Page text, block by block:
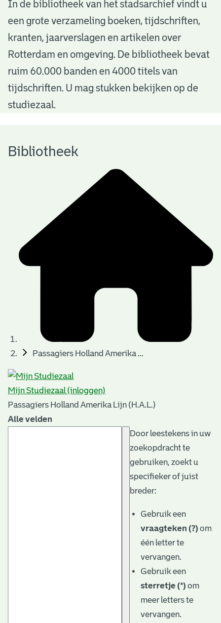
B
b
o
h
In de bibliotheek van het stadsarchief vindt u
een grote verzameling boeken, tijdschriften,
kranten, jaarverslagen en artikelen over
Rotterdam en omgeving. De bibliotheek bevat
ruim 60.000 banden en 4000 titels van
tijdschriften. U mag stukken bekijken op de
studiezaal.
Bibliotheek
Passagiers Holland Amerika ...
Mijn Studiezaal (inloggen)
Passagiers Holland Amerika Lijn (H.A.L.)
Alle velden
Door leestekens in uw
zoekopdracht te
gebruiken, zoekt u
specifieker of juist
breder:
Gebruik een
vraagteken (?) om
één letter te
vervangen.
Gebruik een
sterretje (*) om
meer letters te
vervangen.